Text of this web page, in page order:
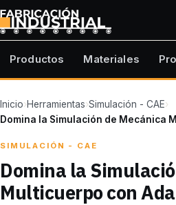
Productos Materiales
Inicio›Herramientas›Simulación - CAE›
Domina la Simulación de Mecánica
SIMULACIÓN - CAE
Domina la
Multicuerpo con